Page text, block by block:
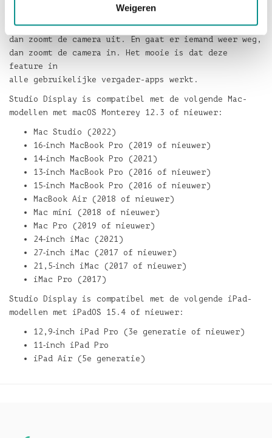
Weigeren
een videogesprek even heen en weer loopt. Komt er
iemand bij,
dan zoomt de camera uit. En gaat er iemand weer weg,
dan zoomt de camera in. Het mooie is dat deze
feature in
alle gebruikelijke vergader-apps werkt.
Studio Display is compatibel met de volgende Mac-
modellen met macOS Monterey 12.3 of nieuwer:
Mac Studio (2022)
16‑inch MacBook Pro (2019 of nieuwer)
14‑inch MacBook Pro (2021)
13‑inch MacBook Pro (2016 of nieuwer)
15‑inch MacBook Pro (2016 of nieuwer)
MacBook Air (2018 of nieuwer)
Mac mini (2018 of nieuwer)
Mac Pro (2019 of nieuwer)
24‑inch iMac (2021)
27‑inch iMac (2017 of nieuwer)
21,5‑inch iMac (2017 of nieuwer)
iMac Pro (2017)
Studio Display is compatibel met de volgende iPad-
modellen met iPadOS 15.4 of nieuwer:
12,9‑inch iPad Pro (3e generatie of nieuwer)
11‑inch iPad Pro
iPad Air (5e generatie)